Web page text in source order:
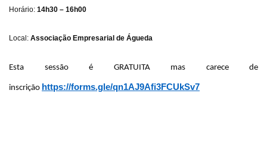
Horário: 14h30 – 16h00
Local: Associação Empresarial de Águeda
Esta sessão é GRATUITA mas carece de
inscrição https://forms.gle/qn1AJ9Afi3FCUkSv7